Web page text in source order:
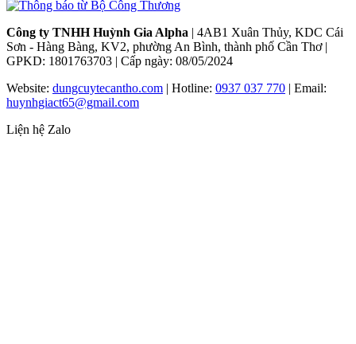
Công ty TNHH Huỳnh Gia Alpha | 4AB1 Xuân Thủy, KDC Cái
Sơn - Hàng Bàng, KV2, phường An Bình, thành phố Cần Thơ |
GPKD: 1801763703 | Cấp ngày: 08/05/2024
Website: dungcuytecantho.com | Hotline: 0937 037 770 | Email:
huynhgiact65@gmail.com
Liện hệ Zalo